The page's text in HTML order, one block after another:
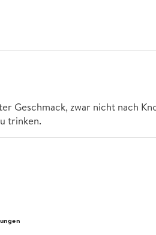
Geschmack, zwar nicht nach
trinken.